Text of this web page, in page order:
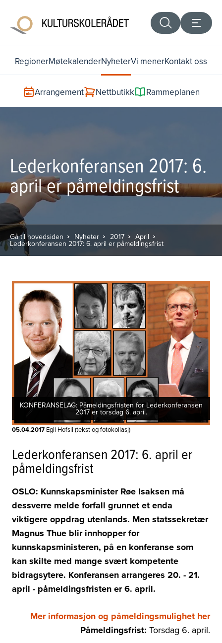
RegionerMøtekalenderNyheterVi menerKontakt oss
Arrangement Nettbutikk Rammeplanen
Lederkonferansen 2017: 6.
april er påmeldingsfrist
Gå til hovedsiden Nyheter 2017 April
Lederkonferansen 2017: 6. april er påmeldingsfrist
KONFERANSELAG: Påmeldingsfristen for Lederkonferansen
2017 er torsdag 6. april.
05.04.2017 Egil Hofsli (tekst og fotokollasj)
Lederkonferansen 2017: 6. april er
påmeldingsfrist
OSLO: Kunnskapsminister Røe Isaksen må
dessverre melde forfall grunnet et enda
viktigere oppdrag utenlands. Men statssekretær
Magnus Thue blir innhopper for
kunnskapsministeren, på en konferanse som
kan skilte med mange svært kompetente
bidragsytere. Konferansen arrangeres 20. - 21.
april - påmeldingsfristen er 6. april.
Mer informasjon og påmeldingsmulighet her
Påmeldingsfrist: Torsdag 6. april.